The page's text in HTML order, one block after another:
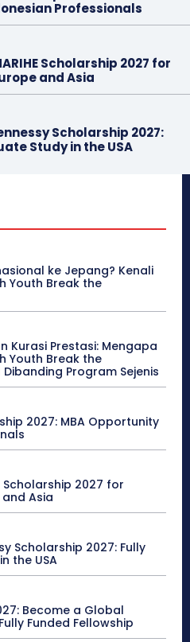
Professionals
Scholarship 2027 for
and Asia
Scholarship 2027:
Study in the USA
ke Jepang? Kenali
Youth Break the
Kurasi Prestasi: Mengapa
Youth Break the
Program Sejenis
2027: MBA Opportunity
Scholarship 2027 for
and Asia
Scholarship 2027: Fully
the USA
Become a Global
Funded Fellowship